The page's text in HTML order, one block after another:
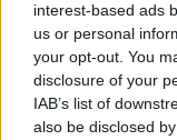
interest-based ads
us or personal
your opt-out. You
disclosure of your
IAB’s list of
also be disclosed
Ηράκλειο: Τι είναι
μικρά
10 Αυγούστου, 2026